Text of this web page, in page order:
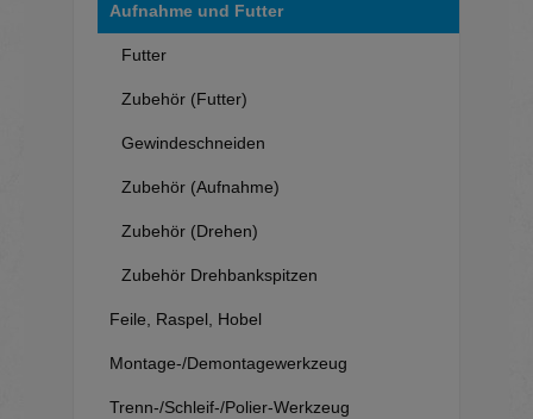
Aufnahme und Futter
Futter
Zubehör (Futter)
Gewindeschneiden
Zubehör (Aufnahme)
Zubehör (Drehen)
Zubehör Drehbankspitzen
Feile, Raspel, Hobel
Montage-/Demontagewerkzeug
Trenn-/Schleif-/Polier-Werkzeug